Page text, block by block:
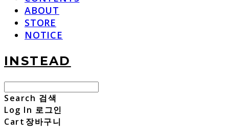
ABOUT
STORE
NOTICE
INSTEAD
Search 검색
Log In 로그인
Cart 장바구니